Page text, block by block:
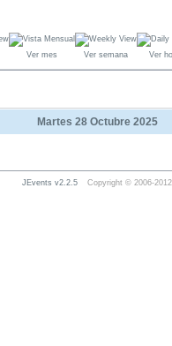
Ver mes Ver semana Ver
Martes 28 Octubre 2025
JEvents v2.2.5 Copyright © 2006-2012